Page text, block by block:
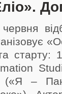
старту:
(«Я –